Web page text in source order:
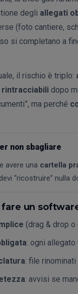
degli allegati
(foto cantiere,
si completano a
il rischio è triplo:
dopo
ma perché
non sbagliare
avere una cartella
“ricostruire”
fare un
(drag & drop
: ogni
: file rinominati
: avvisi se